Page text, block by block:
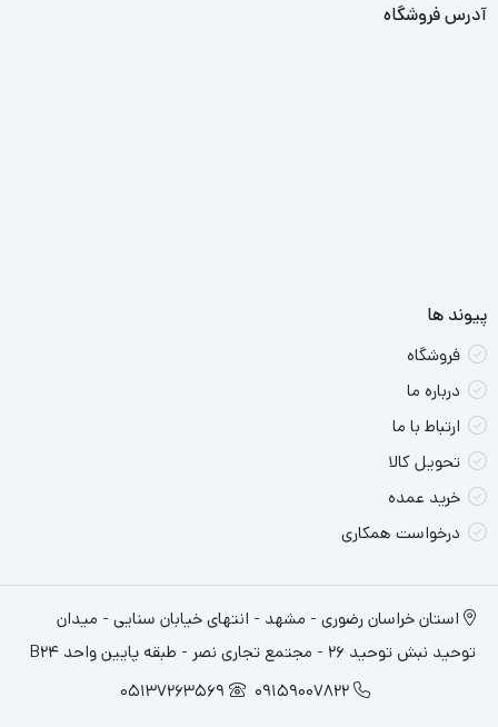
آدرس فروشگاه
پیوند ها
فروشگاه
درباره ما
ارتباط با ما
تحویل کالا
خرید عمده
درخواست همکاری
استان خراسان رضوری - مشهد - انتهای خیابان سنایی - میدان
توحید نبش توحید 26 - مجتمع تجاری نصر - طبقه پایین واحد B24
09159007822
05137263569